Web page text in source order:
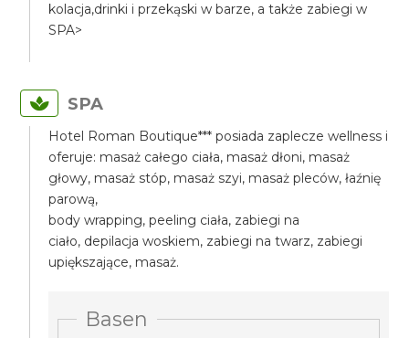
kolacja,drinki i przekąski w barze, a także zabiegi w
SPA>
SPA
Hotel Roman Boutique*** posiada zaplecze wellness i
oferuje: masaż całego ciała, masaż dłoni, masaż
głowy, masaż stóp, masaż szyi, masaż pleców, łaźnię
parową,
body wrapping, peeling ciała, zabiegi na
ciało, depilacja woskiem, zabiegi na twarz, zabiegi
upiększające, masaż.
Basen